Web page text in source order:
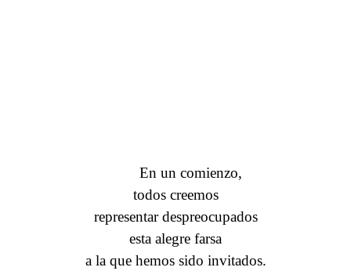
En un comienzo,
todos creemos
representar despreocupados
esta alegre farsa
a la que hemos sido invitados.